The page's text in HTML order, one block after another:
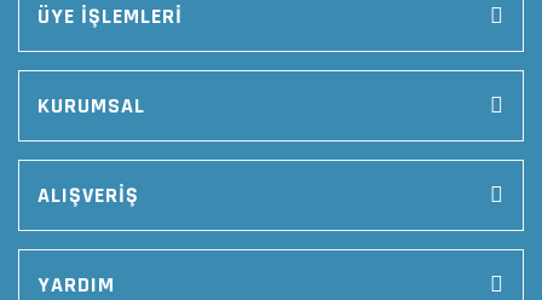
ÜYE İŞLEMLERİ
KURUMSAL
ALIŞVERİŞ
YARDIM